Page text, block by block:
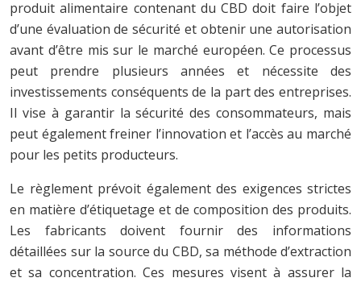
produit alimentaire contenant du CBD doit faire l’objet
d’une évaluation de sécurité et obtenir une autorisation
avant d’être mis sur le marché européen. Ce processus
peut prendre plusieurs années et nécessite des
investissements conséquents de la part des entreprises.
Il vise à garantir la sécurité des consommateurs, mais
peut également freiner l’innovation et l’accès au marché
pour les petits producteurs.
Le règlement prévoit également des exigences strictes
en matière d’étiquetage et de composition des produits.
Les fabricants doivent fournir des informations
détaillées sur la source du CBD, sa méthode d’extraction
et sa concentration. Ces mesures visent à assurer la